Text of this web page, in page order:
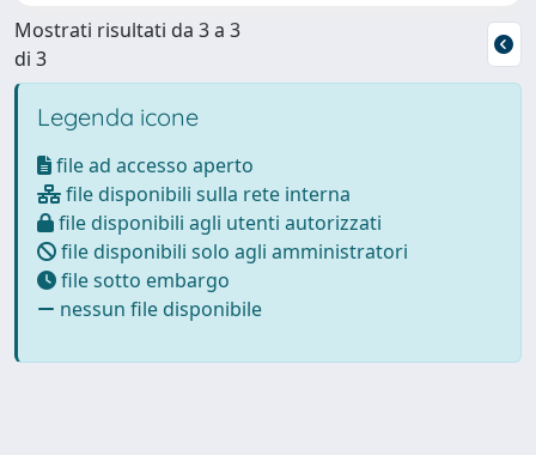
Mostrati risultati da 3 a 3
di 3
Legenda icone
file ad accesso aperto
file disponibili sulla rete interna
file disponibili agli utenti autorizzati
file disponibili solo agli amministratori
file sotto embargo
nessun file disponibile